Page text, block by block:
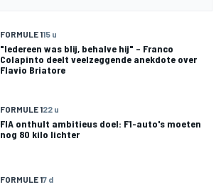
FORMULE 115 u
"Iedereen was blij, behalve hij" – Franco
Colapinto deelt veelzeggende anekdote over
Flavio Briatore
FORMULE 122 u
FIA onthult ambitieus doel: F1-auto's moeten
nog 80 kilo lichter
FORMULE 17 d